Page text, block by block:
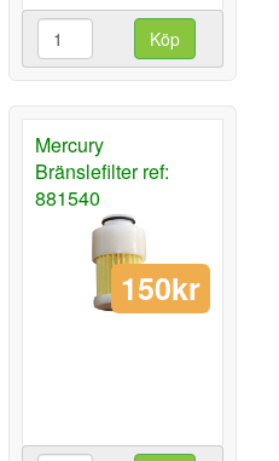
Köp
Mercury
Bränslefilter ref:
881540
150kr